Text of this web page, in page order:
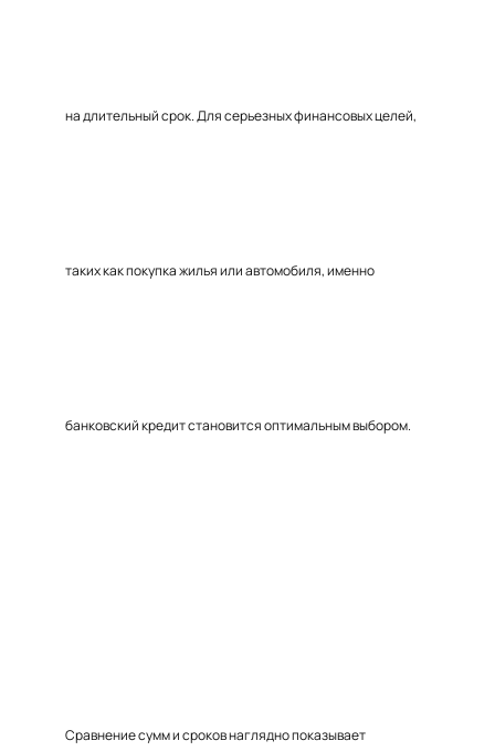
на длительный срок. Для серьезных финансовых целей,
таких как покупка жилья или автомобиля, именно
банковский кредит становится оптимальным выбором.
Сравнение сумм и сроков наглядно показывает